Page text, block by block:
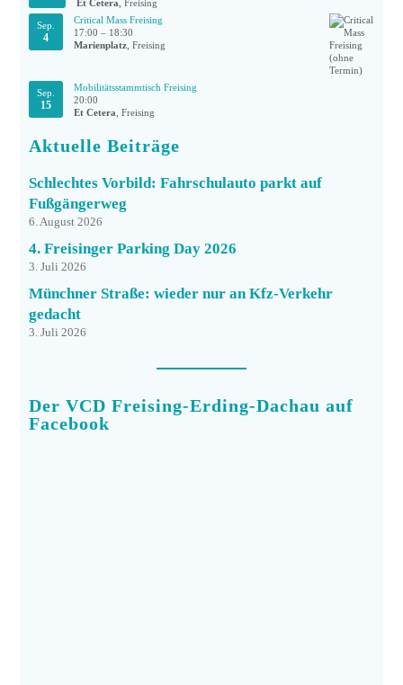
Et Cetera , Freising
Sep.
4
Critical Mass Freising
17:00 – 18:30
Marienplatz , Freising
Sep.
15
Mobilitätsstammtisch Freising
20:00
Et Cetera , Freising
Aktuelle Beiträge
Schlechtes Vorbild: Fahrschulauto parkt auf
Fußgängerweg
6. August 2026
4. Freisinger Parking Day 2026
3. Juli 2026
Münchner Straße: wieder nur an Kfz-Verkehr
gedacht
3. Juli 2026
Der VCD Freising-Erding-Dachau auf
Facebook